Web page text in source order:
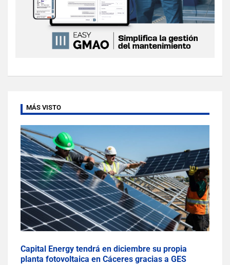
MÁS VISTO
Capital Energy tendrá en diciembre su propia
planta fotovoltaica en Cáceres gracias a GES